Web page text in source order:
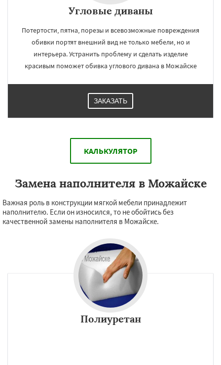
Угловые диваны
Потертости, пятна, порезы и всевозможные повреждения
обивки портят внешний вид не только мебели, но и
интерьера. Устранить проблему и сделать изделие
красивым поможет обивка углового дивана в Можайске
ЗАКАЗАТЬ
КАЛЬКУЛЯТОР
Замена наполнителя в Можайске
Важная роль в конструкции мягкой мебели принадлежит
наполнителю. Если он износился, то не обойтись без
качественной замены наполнителя в Можайске.
Полиуретан